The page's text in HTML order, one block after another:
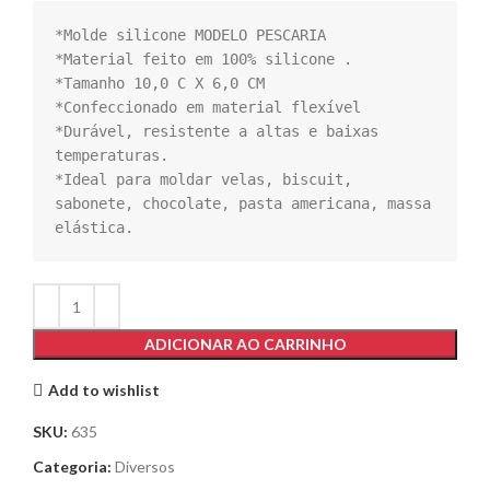
*Molde silicone MODELO PESCARIA
*Material feito em 100% silicone .
*Tamanho 10,0 C X 6,0 CM
*Confeccionado em material flexível
*Durável, resistente a altas e baixas
temperaturas.
*Ideal para moldar velas, biscuit,
sabonete, chocolate, pasta americana, massa
elástica.
ADICIONAR AO CARRINHO
Add to wishlist
SKU: 635
Categoria: Diversos